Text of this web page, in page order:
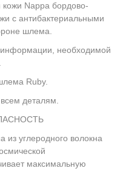
кожи Nappa бордово-
с антибактериальными
шлема.
необходимой
Ruby.
деталям.
из углеродного волокна
максимальную